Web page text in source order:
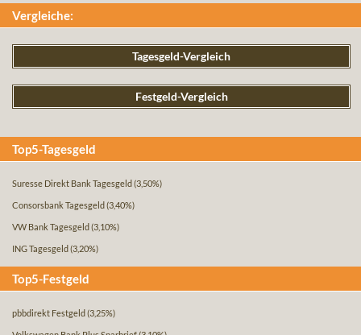
Vergleiche:
Tagesgeld-Vergleich
Festgeld-Vergleich
Top5-Tagesgeld
Suresse Direkt Bank Tagesgeld (3,50%)
Consorsbank Tagesgeld (3,40%)
VW Bank Tagesgeld (3,10%)
ING Tagesgeld (3,20%)
Top5-Festgeld
pbbdirekt Festgeld (3,25%)